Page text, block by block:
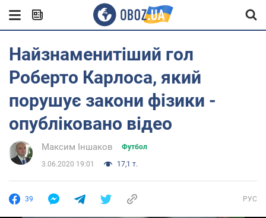
Найзнаменитіший гол
Роберто Карлоса, який
порушує закони фізики -
опубліковано відео
Максим Іншаков Футбол
3.06.2020 19:01 17,1 т.
39 РУС